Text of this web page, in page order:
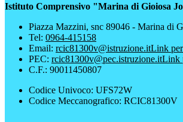
Istituto Comprensivo "Marina di Gioiosa
Piazza Mazzini, snc 89046 - Marina di
Tel: 0964-415158
Email: rcic81300v@istruzione.itLink
PEC: rcic81300v@pec.istruzione.itLink
C.F.: 90011450807
Codice Univoco: UFS72W
Codice Meccanografico: RCIC81300V